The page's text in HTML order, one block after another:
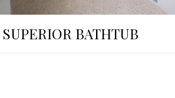
SUPERIOR BATHTUB